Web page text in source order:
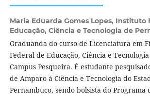
Maria Eduarda Gomes Lopes, Instituto
Educação, Ciência e Tecnologia de
Graduanda do curso de Licenciatura em
Federal de Educação, Ciência e
Campus Pesqueira. É estudante
de Amparo à Ciência e Tecnologia do
Pernambuco, sendo bolsista do Programa